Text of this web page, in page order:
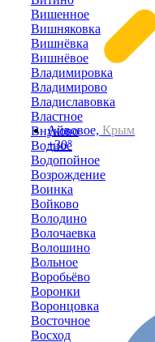
Айвовое, Крым
+30°
Вишенное
Вишняковка
Вишнёвка
Вишнёвое
Владимировка
Владимирово
Владиславовка
Властное
Внуково
Водное
Водопойное
Возрождение
Воинка
Войково
Володино
Волочаевка
Волошино
Вольное
Воробьёво
Воронки
Воронцовка
Восточное
Восход